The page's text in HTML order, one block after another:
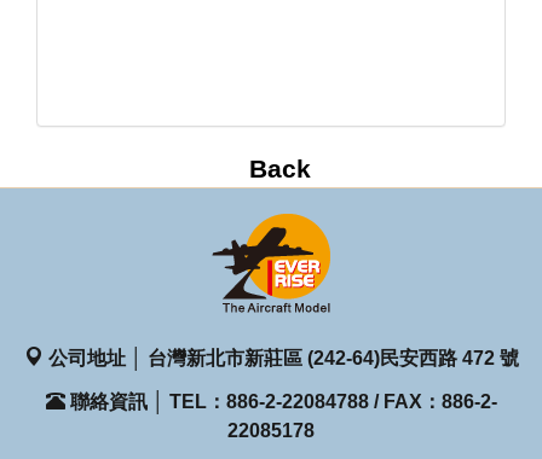
公司地址 │ 台灣新北市新莊區 (242-64)民安西路 472 號
聯絡資訊 │ TEL：886-2-22084788 / FAX：886-2-
22085178